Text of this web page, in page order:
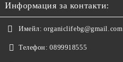
Информация за контакти:
Имейл: organiclifebg@gmail.com
Телефон: 0899918555